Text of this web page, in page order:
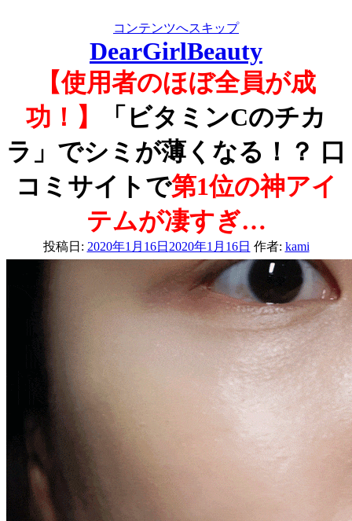
コンテンツへスキップ
DearGirlBeauty
【使用者のほぼ全員が成
功！】
「ビタミンCのチカ
ラ」でシミが薄くなる！？ 口
コミサイトで第1位の神アイ
テムが凄すぎ…
投稿日: 2020年1月16日 2020年1月16日 作者: kami